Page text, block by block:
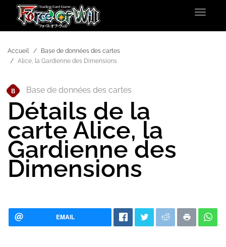
Toggle
Accueil
Base de données des cartes
Alice, la Gardienne des Dimensions
B Base de données des cartes
Détails de la
carte Alice, la
Gardienne des
Dimensions
EMAIL